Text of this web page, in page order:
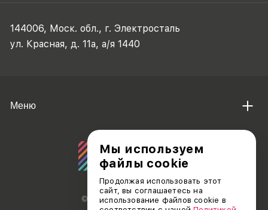
144006, Моск. обл., г. Электросталь
ул. Красная, д. 11а, а/я 1440
© АО «ДЕБЮТ», 2011 — 2026
Меню
Мы используем
файлы cookie
Продолжая использовать этот
сайт, вы соглашаетесь на
использование файлов cookie в